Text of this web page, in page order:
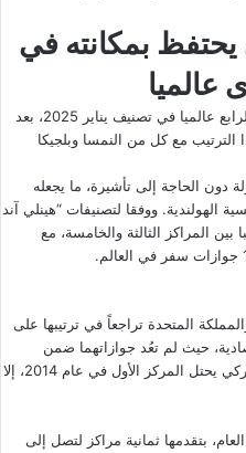
يحتفظ بمكانته في
عالميا
حافظ جواز السفر الهولندي على المركز الرابع عالميا في تصنيف يناير 2025، بعد
مع كل من النمسا وبلجيكا
الجواز الهولندي لحامليه دخول 188 دولة دون الحاجة إلى تأشيرة، ما يجعله
الهولندية. ووفقا لتصنيفات “هينلي آند
بين المراكز الثالثة والخامسة، مع
المتحدة تراجعاً في ترتيبها على
حيث لم تعُد جوازاتهما ضمن
المراتب الخمس الأولى. وكان الجواز الأميركي يحتل المركز الأول في عام 2014، إلا
بتقدمها ثمانية مراكز لتصل إلى